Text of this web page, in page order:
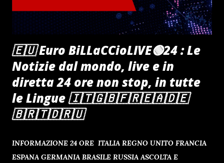
🇪🇺 Euro BiLLaCCioLIVE🟢24 : Le
Notizie dal mondo, live e in
diretta 24 ore non stop, in tutte
le Lingue 🇮🇹🇬🇧🇫🇷🇪🇦🇩🇪
🇧🇷🇹🇩🇷🇺
INFORMAZIONE 24 ORE ITALIA REGNO UNITO FRANCIA
ESPANA GERMANIA BRASILE RUSSIA ASCOLTA E